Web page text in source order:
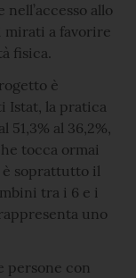
allo
mirati a favorire
fisica.
è
Istat, la pratica
al 36,2%,
tocca ormai
è soprattutto il
tra i 6 e i
uno
persone con